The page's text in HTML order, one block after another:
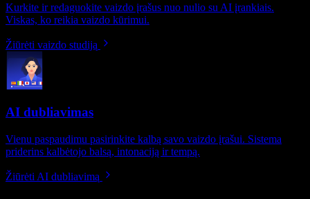
Kurkite ir redaguokite vaizdo įrašus nuo nulio su AI įrankiais.
Viskas, ko reikia vaizdo kūrimui.
Žiūrėti vaizdo studiją
AI dubliavimas
Vienu paspaudimu pasirinkite kalbą savo vaizdo įrašui. Sistema
priderins kalbėtojo balsą, intonaciją ir tempą.
Žiūrėti AI dubliavimą